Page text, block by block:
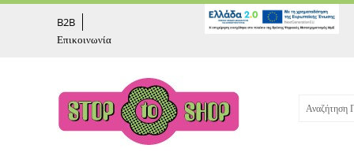
B2B
Επικοινωνία